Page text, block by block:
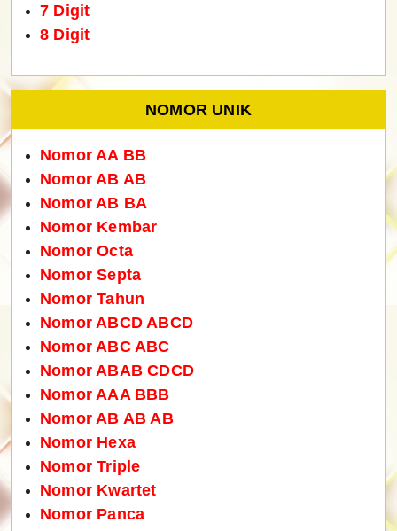
7 Digit
8 Digit
NOMOR UNIK
Nomor AA BB
Nomor AB AB
Nomor AB BA
Nomor Kembar
Nomor Octa
Nomor Septa
Nomor Tahun
Nomor ABCD ABCD
Nomor ABC ABC
Nomor ABAB CDCD
Nomor AAA BBB
Nomor AB AB AB
Nomor Hexa
Nomor Triple
Nomor Kwartet
Nomor Panca